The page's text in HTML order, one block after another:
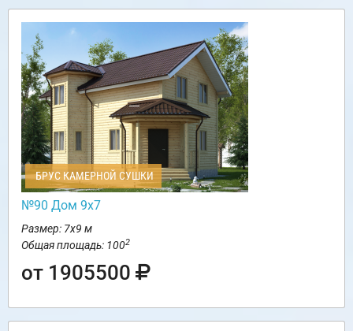
БРУС КАМЕРНОЙ СУШКИ
№90 Дом 9х7
Размер: 7х9 м
Общая площадь: 1002
от 1905500